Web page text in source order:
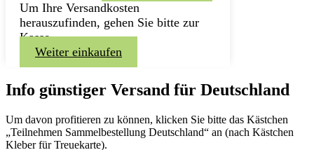
Um Ihre Versandkosten
herauszufinden, gehen Sie bitte zur
Kasse.
Weiter einkaufen
Info günstiger Versand für Deutschland
Um davon profitieren zu können, klicken Sie bitte das Kästchen
„Teilnehmen Sammelbestellung Deutschland“ an (nach Kästchen
Kleber für Treuekarte).